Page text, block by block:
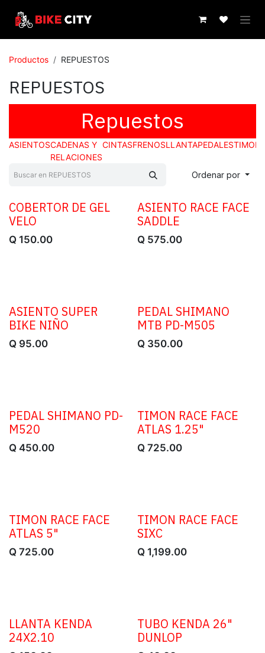
Productos REPUESTOS
REPUESTOS
Repuestos
ASIENTOSCADENAS Y
RELACIONES
CINTASFRENOSLLANTAPEDALESTIMON
Ordenar por
COBERTOR DE GEL
VELO
Q 150.00
ASIENTO RACE FACE
SADDLE
Q 575.00
ASIENTO SUPER
BIKE NIÑO
Q 95.00
PEDAL SHIMANO
MTB PD-M505
Q 350.00
PEDAL SHIMANO PD-
M520
Q 450.00
TIMON RACE FACE
ATLAS 1.25"
Q 725.00
TIMON RACE FACE
ATLAS 5"
Q 725.00
TIMON RACE FACE
SIXC
Q 1,199.00
LLANTA KENDA
24X2.10
TUBO KENDA 26"
DUNLOP